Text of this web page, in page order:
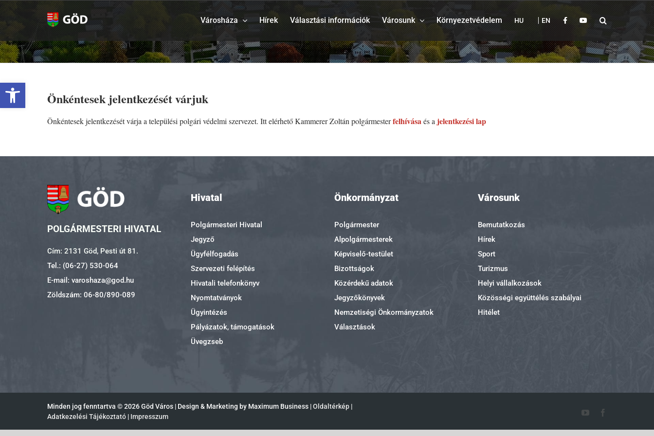
Eszköztár megnyitása
Városháza Hírek Választási információk Városunk Környezetvédelem HU EN
Önkéntesek jelentkezését várjuk
Önkéntesek jelentkezését várja a települési polgári védelmi szervezet. Itt elérhető Kammerer Zoltán polgármesterfelhívásaés a jelentkezési lap
POLGÁRMESTERI HIVATAL
Cím: 2131 Göd, Pesti út 81.
Tel.: (06-27) 530-064
E-mail: varoshaza@god.hu
Zöldszám: 06-80/890-089
Hivatal
Polgármesteri Hivatal
Jegyző
Ügyfélfogadás
Szervezeti felépítés
Hivatali telefonkönyv
Nyomtatványok
Ügyintézés
Pályázatok, támogatások
Üvegzseb
Önkormányzat
Polgármester
Alpolgármesterek
Képviselő-testület
Bizottságok
Közérdekű adatok
Jegyzőkönyvek
Nemzetiségi Önkormányzatok
Választások
Városunk
Bemutatkozás
Hírek
Sport
Turizmus
Helyi vállalkozások
Közösségi együttélés szabályai
Hitélet
Minden jog fenntartva ©2026 Göd Város | Design & Marketing by Maximum Business |Oldaltérkép |
Adatkezelési Tájékoztató | Impresszum
YouTube